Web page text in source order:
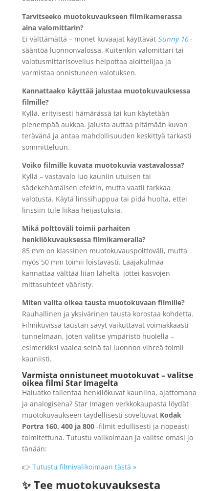
Tarvitseeko muotokuvaukseen filmikamerassa
aina valomittarin?
Ei välttämättä – monet kuvaajat käyttävät Sunny 16-
sääntöä luonnonvalossa. Kuitenkin valomittari tai
valotusmittarisovellus helpottaa aloittelijaa ja
varmistaa onnistuneen valotuksen.
Kannattaako käyttää jalustaa muotokuvauksessa
filmille?
Kyllä, erityisesti hämärässä tai kun käytetään
pienempää aukkoa. Jalusta auttaa pitämään kuvan
terävänä ja antaa mahdollisuuden keskittyä tarkasti
sommitteluun.
Voiko filmille kuvata muotokuvia vastavalossa?
Kyllä – vastavalo luo kauniin utuisen tai
sädekehämäisen efektin, mutta vaatii tarkkaa
valotusta. Käytä linssihuppua tai pidä huolta, ettei
linssiin tule liikaa heijastuksia.
Mikä polttoväli toimii parhaiten
henkilökuvauksessa filmikameralla?
85 mm on klassinen muotokuvauspolttoväli, mutta
myös 50 mm toimii loistavasti. Laajakulmaa
kannattaa välttää liian läheltä, jottei kasvojen
mittasuhteet vääristy.
Miten valita oikea tausta muotokuvaan filmille?
Rauhallinen ja yksivärinen tausta korostaa kohdetta.
Filmikuvissa taustan sävyt vaikuttavat voimakkaasti
tunnelmaan, joten valitse ympäristö huolella –
esimerkiksi vaalea seinä tai luonnon vihreä toimii
kauniisti.
Varmista onnistuneet muotokuvat – valitse
oikea filmi Star Imagelta
Haluatko tallentaa henkilökuvat kauniina, ajattomana
ja analogisena? Star Imagen verkkokaupasta löydät
muotokuvaukseen täydellisesti soveltuvat Kodak
Portra 160, 400 ja 800-filmit edullisesti ja nopeasti
toimitettuna. Tutustu valikoimaan ja valitse omasi jo
tänään:
👉 Tutustu filmivalikoimaan tästä »
✨ Tee muotokuvauksesta